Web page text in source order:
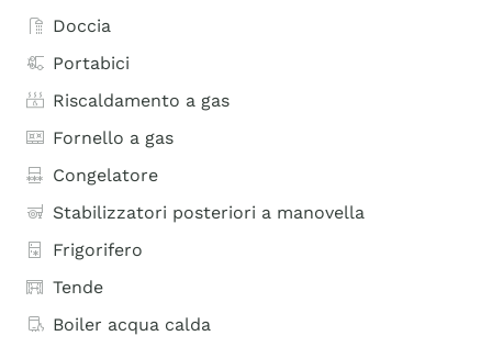
Doccia
Portabici
Riscaldamento a gas
Fornello a gas
Congelatore
Stabilizzatori posteriori a manovella
Frigorifero
Tende
Boiler acqua calda